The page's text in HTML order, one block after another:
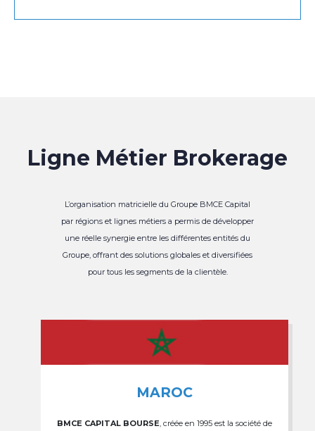
Ligne Métier Brokerage
L’organisation matricielle du Groupe BMCE Capital
par régions et lignes métiers a permis de développer
une réelle synergie entre les différentes entités du
Groupe, offrant des solutions globales et diversifiées
pour tous les segments de la clientèle.
MAROC
BMCE CAPITAL BOURSE , créée en 1995 est la société de